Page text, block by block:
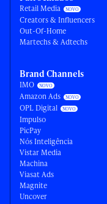
Retail Media
Creators & Influencers
Out-Of-Home
Martechs & Adtechs
Brand Channels
IMO
Amazon Ads
OPL Digital
Impulso
PicPay
Nós Inteligência
Vistar Media
Machina
Viasat Ads
Magnite
Uncover